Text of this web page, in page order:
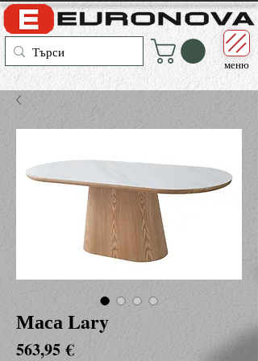
меню
Маса Lary
563,95 €Цена